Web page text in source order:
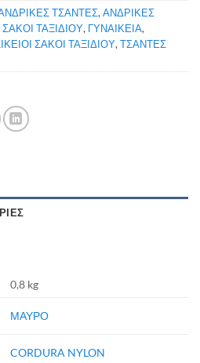
ΤΣΑΝΤΕΣ, ΑΝΔΡΙΚΕΣ
ΤΑΞΙΔΙΟΥ, ΓΥΝΑΙΚΕΙΑ,
ΣΑΚΟΙ ΤΑΞΙΔΙΟΥ, ΤΣΑΝΤΕΣ
0,8 kg
ΜΑΥΡΟ
CORDURA NYLON